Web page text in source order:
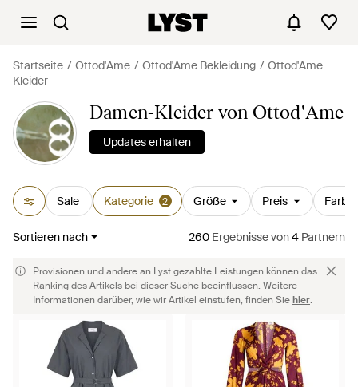
Startseite Ottod'Ame Ottod'Ame Bekleidung
Ottod'Ame
Kleider
Damen-Kleider von Ottod'Ame
Updates erhalten
Sale Kategorie 2 Größe Preis Farbe
Sortieren nach 260 Ergebnissevon4 Partnern
Provisionen und andere an Lyst gezahlte Leistungen können das
Ranking des Artikels bei dieser Suche beeinflussen. Weitere
Informationen darüber, wie wir Artikel einstufen, finden Siehier.